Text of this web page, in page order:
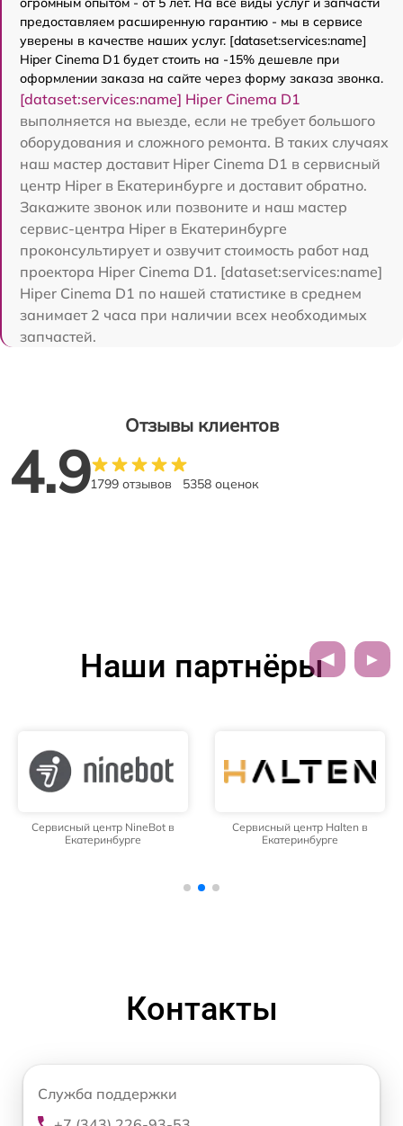
предоставляем расширенную гарантию - мы в сервисе
уверены в качестве наших услуг. [dataset:services:name]
Hiper Cinema D1 будет стоить на -15% дешевле при
оформлении заказа на сайте через форму заказа звонка.
[dataset:services:name] Hiper Cinema D1
выполняется на выезде, если не требует большого
оборудования и сложного ремонта. В таких случаях
наш мастер доставит Hiper Cinema D1 в сервисный
центр Hiper в Екатеринбурге и доставит обратно.
Закажите звонок или позвоните и наш мастер
сервис-центра Hiper в Екатеринбурге
проконсультирует и озвучит стоимость работ над
проектора Hiper Cinema D1. [dataset:services:name]
Hiper Cinema D1 по нашей статистике в среднем
занимает 2 часа при наличии всех необходимых
запчастей.
Отзывы клиентов
4.91799 отзывов 5358 оценок
Наши партнёры
Сервисный центр NineBot в
Екатеринбурге
Сервисный центр Halten в
Екатеринбурге
Контакты
Служба поддержки